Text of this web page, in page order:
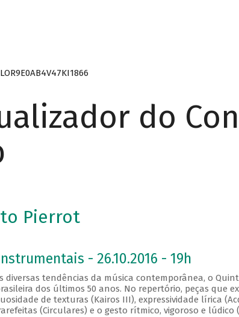
do
Pierrot
- 26.10.2016 - 19h
diversas tendências da música contemporânea, o
dos últimos 50 anos. No repertório, peças que
de texturas (Kairos III), expressividade lírica
(Circulares) e o gesto rítmico, vigoroso e lúdico